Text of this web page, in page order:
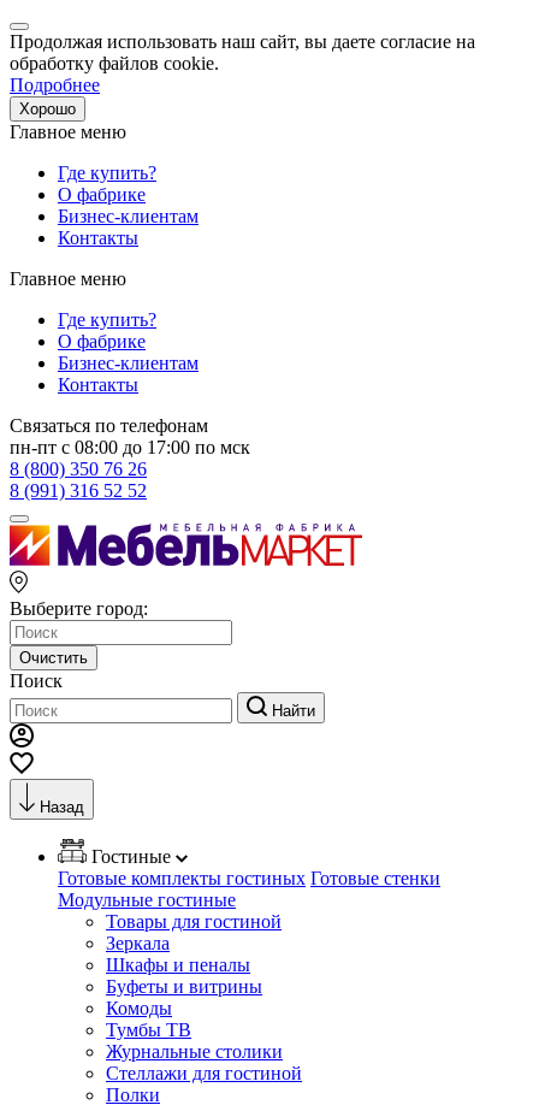
Продолжая использовать наш сайт, вы даете согласие на
обработку файлов cookie.
Подробнее
Хорошо
Главное меню
Где купить?
О фабрике
Бизнес-клиентам
Контакты
Главное меню
Где купить?
О фабрике
Бизнес-клиентам
Контакты
Связаться по телефонам
пн-пт с 08:00 до 17:00 по мск
8 (800) 350 76 26
8 (991) 316 52 52
Выберите город:
Очистить
Поиск
Найти
Назад
Гостиные
Готовые комплекты гостиных Готовые стенки
Модульные гостиные
Товары для гостиной
Зеркала
Шкафы и пеналы
Буфеты и витрины
Комоды
Тумбы ТВ
Журнальные столики
Стеллажи для гостиной
Полки